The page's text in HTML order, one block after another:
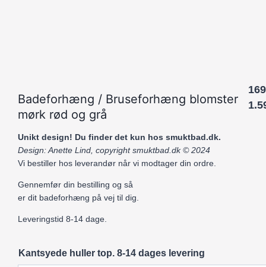
Badeforhæng / Bruseforhæng blomster
mørk rød og grå
Unikt design! Du finder det kun hos smuktbad.dk.
Design: Anette Lind, copyright smuktbad.dk © 2024
Vi bestiller hos leverandør når vi modtager din ordre.
Gennemfør din bestilling og så
er dit badeforhæng på vej til dig.
Leveringstid 8-14 dage.
Kantsyede huller top. 8-14 dages levering